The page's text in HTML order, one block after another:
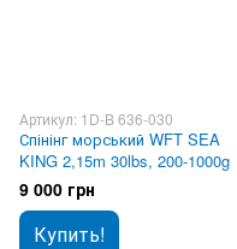
Артикул: 1D-B 636-030
Спінінг морський WFT SEA
KING 2,15m 30lbs, 200-1000g
9 000 грн
Купить!